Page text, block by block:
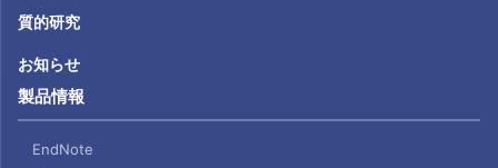
質的研究
お知らせ
製品情報
EndNote